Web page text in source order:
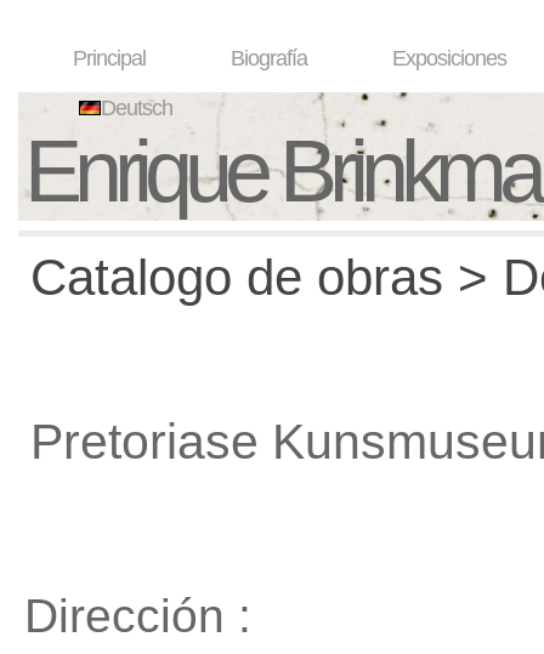
Principal Biografía Exposiciones
Deutsch
Enrique
Catalogo de obras >
Pretoriase
Dirección :